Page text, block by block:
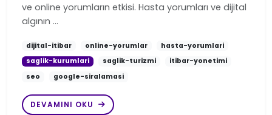
ve online yorumların etkisi. Hasta yorumları ve dijital
algının …
dijital-itibar online-yorumlar
hasta-yorumlari
saglik-kurumlari
saglik-turizmi
itibar-yonetimi
seo
google-siralamasi
DEVAMINI OKU